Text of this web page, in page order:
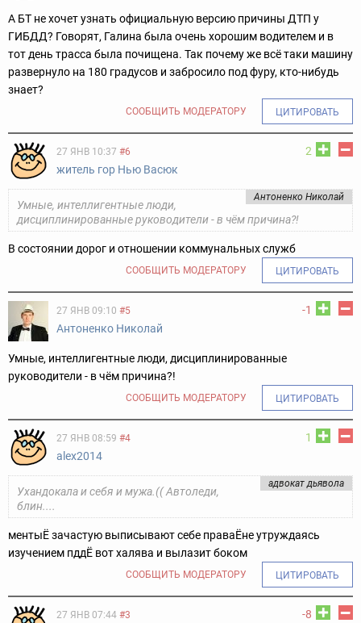
А БТ не хочет узнать официальную версию причины ДТП у
ГИБДД? Говорят, Галина была очень хорошим водителем и в
тот день трасса была почищена. Так почему же всё таки машину
развернуло на 180 градусов и забросило под фуру, кто-нибудь
знает?
СООБЩИТЬ МОДЕРАТОРУ ЦИТИРОВАТЬ
2
27 ЯНВ 10:37 #6
житель гор Нью Васюк
Антоненко Николай
Умные, интеллигентные люди,
дисциплинированные руководители - в чём причина?!
В состоянии дорог и отношении коммунальных служб
СООБЩИТЬ МОДЕРАТОРУ ЦИТИРОВАТЬ
-1
27 ЯНВ 09:10 #5
Антоненко Николай
Умные, интеллигентные люди, дисциплинированные
руководители - в чём причина?!
СООБЩИТЬ МОДЕРАТОРУ ЦИТИРОВАТЬ
1
27 ЯНВ 08:59 #4
alex2014
адвокат дьявола
Ухандокала и себя и мужа.(( Автоледи,
блин....
ментыЁ зачастую выписывают себе праваЁне утруждаясь
изучением пддЁ вот халява и вылазит боком
СООБЩИТЬ МОДЕРАТОРУ ЦИТИРОВАТЬ
-8
27 ЯНВ 07:44 #3